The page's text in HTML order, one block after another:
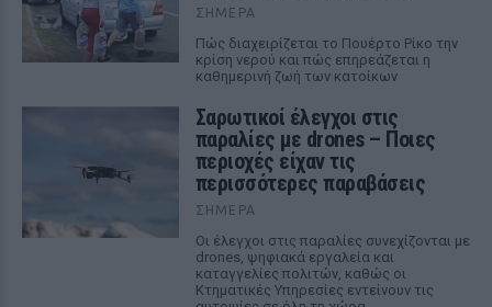
ΣΉΜΕΡΑ
Πώς διαχειρίζεται το Πουέρτο Ρίκο την
κρίση νερού και πώς επηρεάζεται η
καθημερινή ζωή των κατοίκων
Σαρωτικοί έλεγχοι στις
παραλίες με drones – Ποιες
περιοχές είχαν τις
περισσότερες παραβάσεις
ΣΉΜΕΡΑ
Οι έλεγχοι στις παραλίες συνεχίζονται με
drones, ψηφιακά εργαλεία και
καταγγελίες πολιτών, καθώς οι
Κτηματικές Υπηρεσίες εντείνουν τις